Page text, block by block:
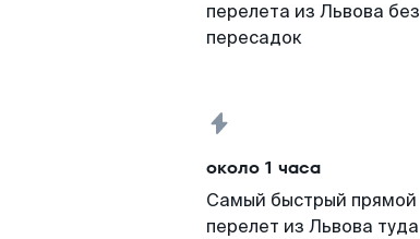
перелета из Львова без
пересадок
около 1 часа
Самый быстрый прямой
перелет из Львова туда